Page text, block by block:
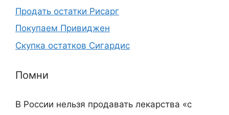
Продать остатки Рисарг
Покупаем Привиджен
Скупка остатков Сигардис
Помни
В России нельзя продавать лекарства «с